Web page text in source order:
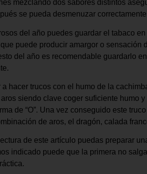
mezclando dos sabores distintos
se pueda desmenuzar
del año puedes guardar el tabaco
puede producir amargor o sensación
del año es recomendable guardarlo
hacer trucos con el humo de la
aros siendo clave coger suficiente humo
de “O”. Una vez conseguido este
de aros, el dragón, calada
de este artículo puedas preparar
indicado puede que la primera no